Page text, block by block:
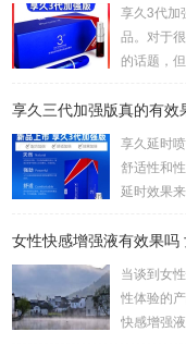
野外调教
道具在使
刺激和捆
享久3代加
品。对于
的话题，
事时间方
然后轻轻
点对我来
备，而是
享久三代加强版真的有效
享久延时
舒适性和
延时效果
物、马鹿
保留性生
0分钟左右
7小时内效
女性快感增强液有效果
当谈到女
性体验的
快感增强